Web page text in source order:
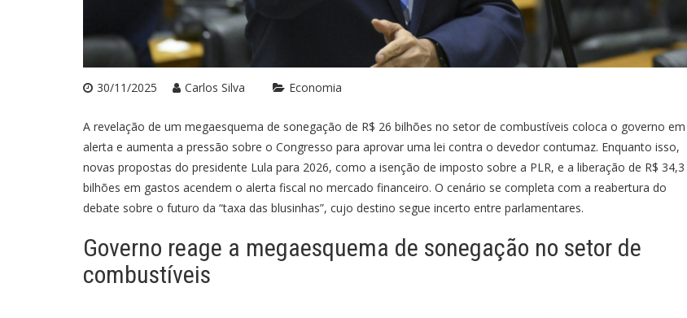
30/11/2025 Carlos Silva Economia
A revelação de um megaesquema de sonegação de R$ 26 bilhões no setor de combustíveis coloca o governo em
alerta e aumenta a pressão sobre o Congresso para aprovar uma lei contra o devedor contumaz. Enquanto isso,
novas propostas do presidente Lula para 2026, como a isenção de imposto sobre a PLR, e a liberação de R$ 34,3
bilhões em gastos acendem o alerta fiscal no mercado financeiro. O cenário se completa com a reabertura do
debate sobre o futuro da “taxa das blusinhas”, cujo destino segue incerto entre parlamentares.
Governo reage a megaesquema de sonegação no setor de
combustíveis